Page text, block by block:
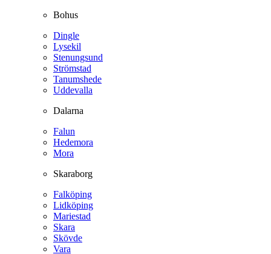
Bohus
Dingle
Lysekil
Stenungsund
Strömstad
Tanumshede
Uddevalla
Dalarna
Falun
Hedemora
Mora
Skaraborg
Falköping
Lidköping
Mariestad
Skara
Skövde
Vara